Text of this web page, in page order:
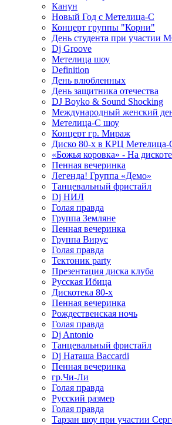
Канун
Новый Год с Метелица-С
Концерт группы "Корни"
День студента при участии
Dj Groove
Метелица шоу
Definition
День влюбленных
День защитника отечества
DJ Boyko & Sound Shocking
Международный женский
Метелица-С шоу
Концерт гр. Мираж
Диско 80-х в КРЦ Метелица-
«Божья коровка» - На
Пенная вечеринка
Легенда! Группа «Демо»
Танцевальный фристайл
Dj НИЛ
Голая правда
Группа Земляне
Пенная вечеринка
Группа Вирус
Голая правда
Тектоник party
Презентация диска клуба
Русская Ибица
Дискотека 80-х
Пенная вечеринка
Рождественская ночь
Голая правда
Dj Antonio
Танцевальный фристайл
Dj Наташа Baccardi
Пенная вечеринка
гр.Чи-Ли
Голая правда
Русский размер
Голая правда
Тарзан шоу при участии